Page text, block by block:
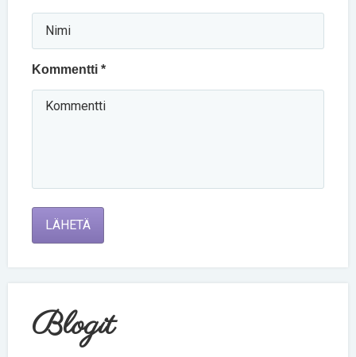
Kommentti *
LÄHETÄ
Blogit